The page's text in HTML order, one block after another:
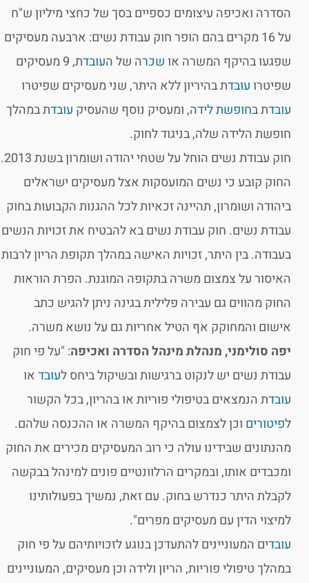
הסדרה ואכיפה עיצומים כספיים בסך של כחצי מיליון ש"ח
על 16 מקרים בהם הופר חוק עבודת נשים: ארבעה מעסיקים
שפגעו בהיקף המשרה אושכרה של העובד
ת, 9 מעסיקים
שפיטרועובדת בהיריון ללא היתר, שני מעסיקים שפיטרו
עובדת בחופשת לידה, ומעסיק נוסף שהעסיקעובדת במהלך
חופשת הלידה שלה, בניגוד לחוק.
חוק עבודת נשים הוחל על שטחי יהודה ושומרון בשנת 2013.
החוק קובע כי נשים המועסקות אצל מעסיקים ישראלים
ביהודה ושומרון, תהיינה זכאיות לכל ההגנות הקבועות בחוק
עבודת נשים. חוק עבודת נשים בא להבטיח את זכויות הנשים
בעבודה. בין היתר, זכויות האישה במהלך תקופת הריון לרבות
האיסור על צמצום משרה בתקופה המוגנת. הפרת הוראות
החוק מהווים גם עבירה פלילית בגינה ניתן להגיש כתב
אישום והמחוקק אף הטיל אחריות גם על נושא משרה.
יפה סולימני, מנהלת מינהל הסדרה ואכיפה: "על פי חוק
עבודת נשים יש לנקוט ברגישות ובשיקול ביחס לעובדאו
עובדת הנמצאים בטיפולי פוריות או בהריון, בכל הקשור
לפיטוריםוכן לצמצום בהיקף המשרה או ההכנסה שלהם.
מהנתונים שבידינו עולה כי רוב המעסיקים מכירים את החוק
ומכבדים אותו, ובמקרים הרלוונטיים פונים למינהל בבקשה
לקבלת היתר כנדרש בחוק. עם זאת, נמשיך בפעולותינו
למיצוי הדין עם מעסיקים מפרים".
עובדים המעוניינים להתעדכן בנוגע לזכויותיהם על פי חוק
במהלך טיפולי פוריות, הריון ולידה וכן מעסיקים, המעוניינים